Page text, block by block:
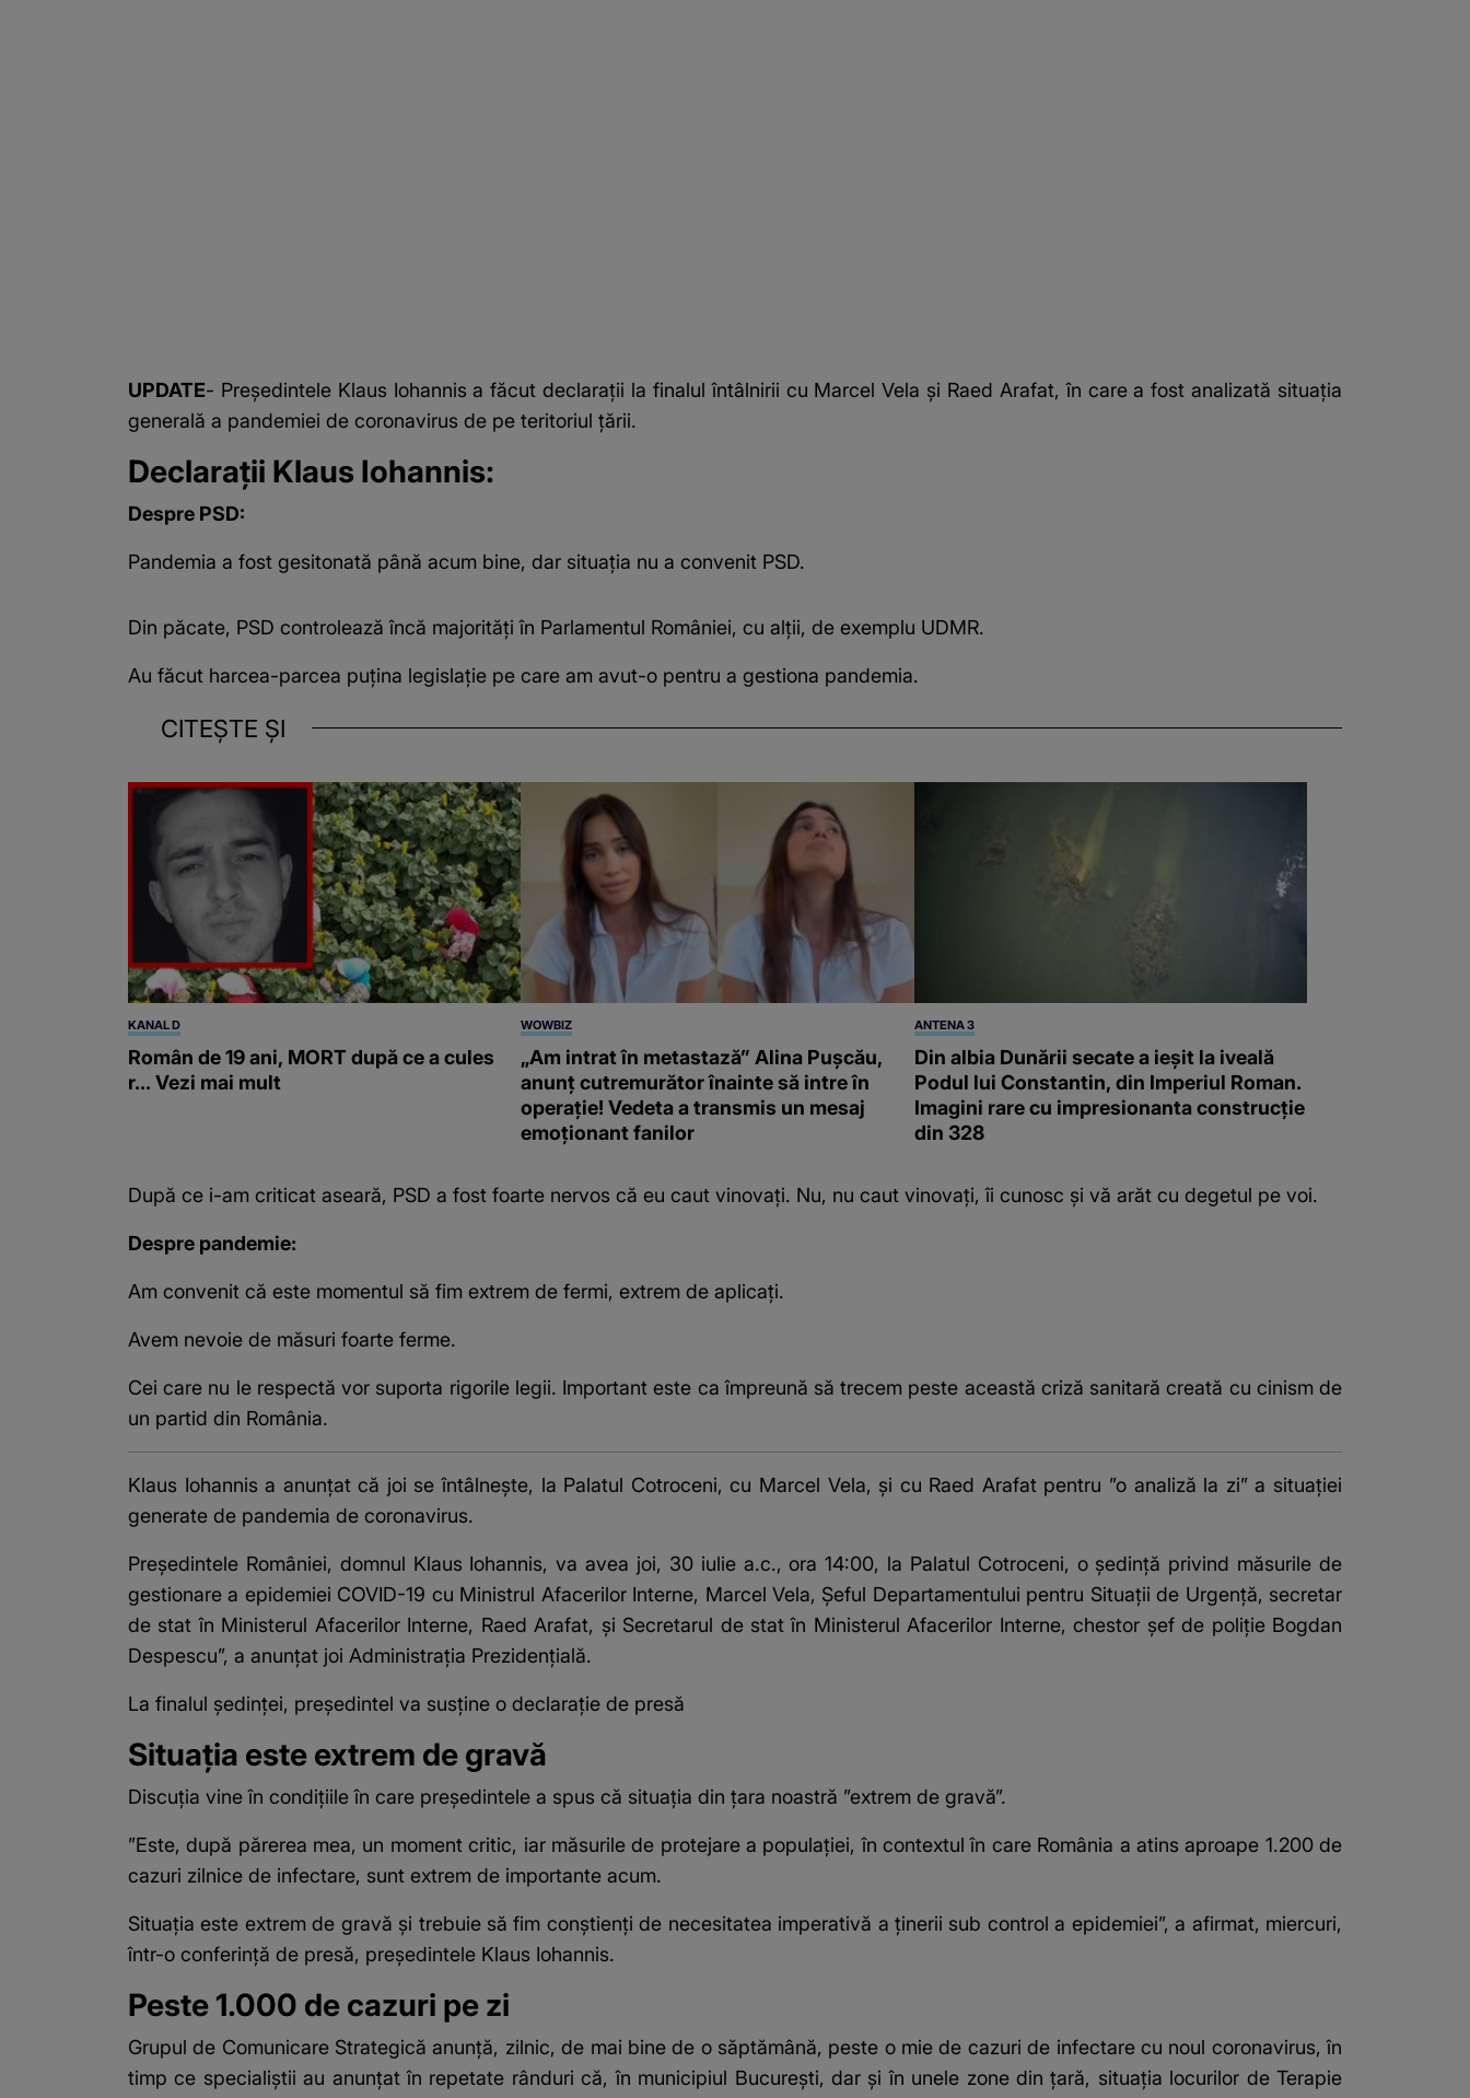
UPDATE- Președintele Klaus Iohannis a făcut declarații la finalul întâlnirii cu Marcel Vela și Raed Arafat, în care a fost analizată situația
generală a pandemiei de coronavirus de pe teritoriul țării.
Declarații Klaus Iohannis:
Despre PSD:
Pandemia a fost gesitonată până acum bine, dar situația nu a convenit PSD.
Din păcate, PSD controlează încă majorități în Parlamentul României, cu alții, de exemplu UDMR.
Au făcut harcea-parcea puțina legislație pe care am avut-o pentru a gestiona pandemia.
CITEȘTE ȘI
KANAL D
Român de 19 ani, MORT după ce a cules
r... Vezi mai mult
WOWBIZ
„Am intrat în metastază” Alina Pușcău,
anunț cutremurător înainte să intre în
operație! Vedeta a transmis un mesaj
emoționant fanilor
ANTENA 3
Din albia Dunării secate a ieșit la iveală
Podul lui Constantin, din Imperiul Roman.
Imagini rare cu impresionanta construcție
din 328
După ce i-am criticat aseară, PSD a fost foarte nervos că eu caut vinovați. Nu, nu caut vinovați, îi cunosc și vă arăt cu degetul pe voi.
Despre pandemie:
Am convenit că este momentul să fim extrem de fermi, extrem de aplicați.
Avem nevoie de măsuri foarte ferme.
Cei care nu le respectă vor suporta rigorile legii. Important este ca împreună să trecem peste această criză sanitară creată cu cinism de
un partid din România.
Klaus Iohannis a anunţat că joi se întâlneşte, la Palatul Cotroceni, cu Marcel Vela, şi cu Raed Arafat pentru ”o analiză la zi” a situaţiei
generate de pandemia de coronavirus.
Preşedintele României, domnul Klaus Iohannis, va avea joi, 30 iulie a.c., ora 14:00, la Palatul Cotroceni, o şedinţă privind măsurile de
gestionare a epidemiei COVID-19 cu Ministrul Afacerilor Interne, Marcel Vela, Şeful Departamentului pentru Situaţii de Urgenţă, secretar
de stat în Ministerul Afacerilor Interne, Raed Arafat, şi Secretarul de stat în Ministerul Afacerilor Interne, chestor şef de poliţie Bogdan
Despescu”, a anunţat joi Administraţia Prezidenţială.
La finalul şedinţei, preşedintel va susţine o declaraţie de presă
Situaţia este extrem de gravă
Discuţia vine în condiţiile în care preşedintele a spus că situaţia din ţara noastră ”extrem de gravă”.
”Este, după părerea mea, un moment critic, iar măsurile de protejare a populaţiei, în contextul în care România a atins aproape 1.200 de
cazuri zilnice de infectare, sunt extrem de importante acum.
Situaţia este extrem de gravă şi trebuie să fim conştienţi de necesitatea imperativă a ţinerii sub control a epidemiei”, a afirmat, miercuri,
într-o conferinţă de presă, preşedintele Klaus Iohannis.
Peste 1.000 de cazuri pe zi
Grupul de Comunicare Strategică anunţă, zilnic, de mai bine de o săptămână, peste o mie de cazuri de infectare cu noul coronavirus, în
timp ce specialiştii au anunţat în repetate rânduri că, în municipiul Bucureşti, dar şi în unele zone din ţară, situaţia locurilor de Terapie